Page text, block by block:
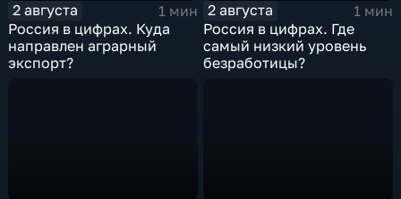
2 августа
1 мин
Россия в цифрах. Куда
направлен аграрный
экспорт?
2 августа
1 мин
Россия в цифрах. Где
самый низкий уровень
безработицы?